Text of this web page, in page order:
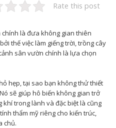
Rate this post
là đưa không gian thiên
thế việc làm giếng trời, trồng cây
sân vườn chính là lựa chọn
hẹp, tại sao bạn không thử thiết
sẽ giúp hô biến không gian trở
trong lành và đặc biệt là cũng
thẩm mỹ riêng cho kiến trúc,
chủ.